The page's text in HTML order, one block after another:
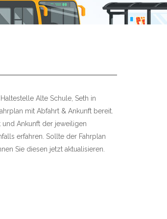
Alte Schule, Seth in
mit Abfahrt & Ankunft bereit.
und Ankunft der jeweiligen
erfahren. Sollte der Fahrplan
Sie diesen jetzt aktualisieren.